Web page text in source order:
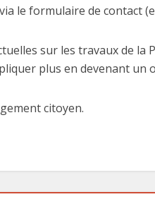
le formulaire de contact
sur les travaux de
plus en devenant
citoyen.